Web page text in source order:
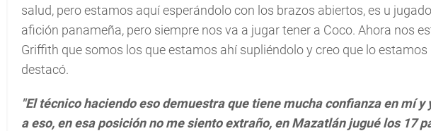
salud, pero estamos aquí esperándolo con los brazos abiertos, es u
afición panameña, pero siempre nos va a jugar tener a Coco. Ahora nos
Griffith que somos los que estamos ahí supliéndolo y creo que lo
destacó.
"El técnico haciendo eso demuestra que tiene mucha confianza en mí
a eso, en esa posición no me siento extraño, en Mazatlán jugué los 17